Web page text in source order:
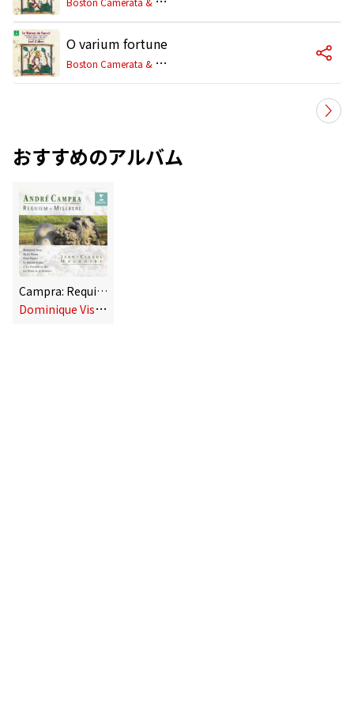
O varium fortune
B
oston Camerata & Joel Cohen
おすすめのアルバム
Campra: Requiem & Miserere
D
ominique Visse/Gilles Ragon/Peter Harvey/Les Pages de la Chapelle/Olivier Schneebeli/La Grande Ecurie et la Chambre du Roy/Jean-Claude Malgoire